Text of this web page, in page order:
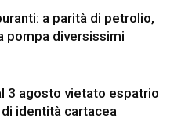
a parità di petrolio,
pompa diversissimi
3 agosto vietato espatrio
identità cartacea